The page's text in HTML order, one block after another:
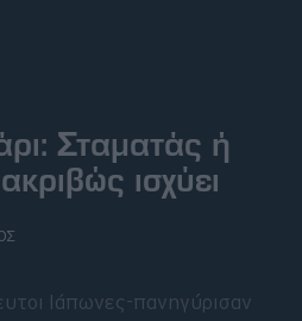
Σταματάς ή
ισχύει